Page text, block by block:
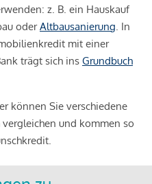
z. B. ein Hauskauf
oderAltbausanierung. In
mit einer
trägt sich ins Grundbuch
können Sie verschiedene
und kommen so